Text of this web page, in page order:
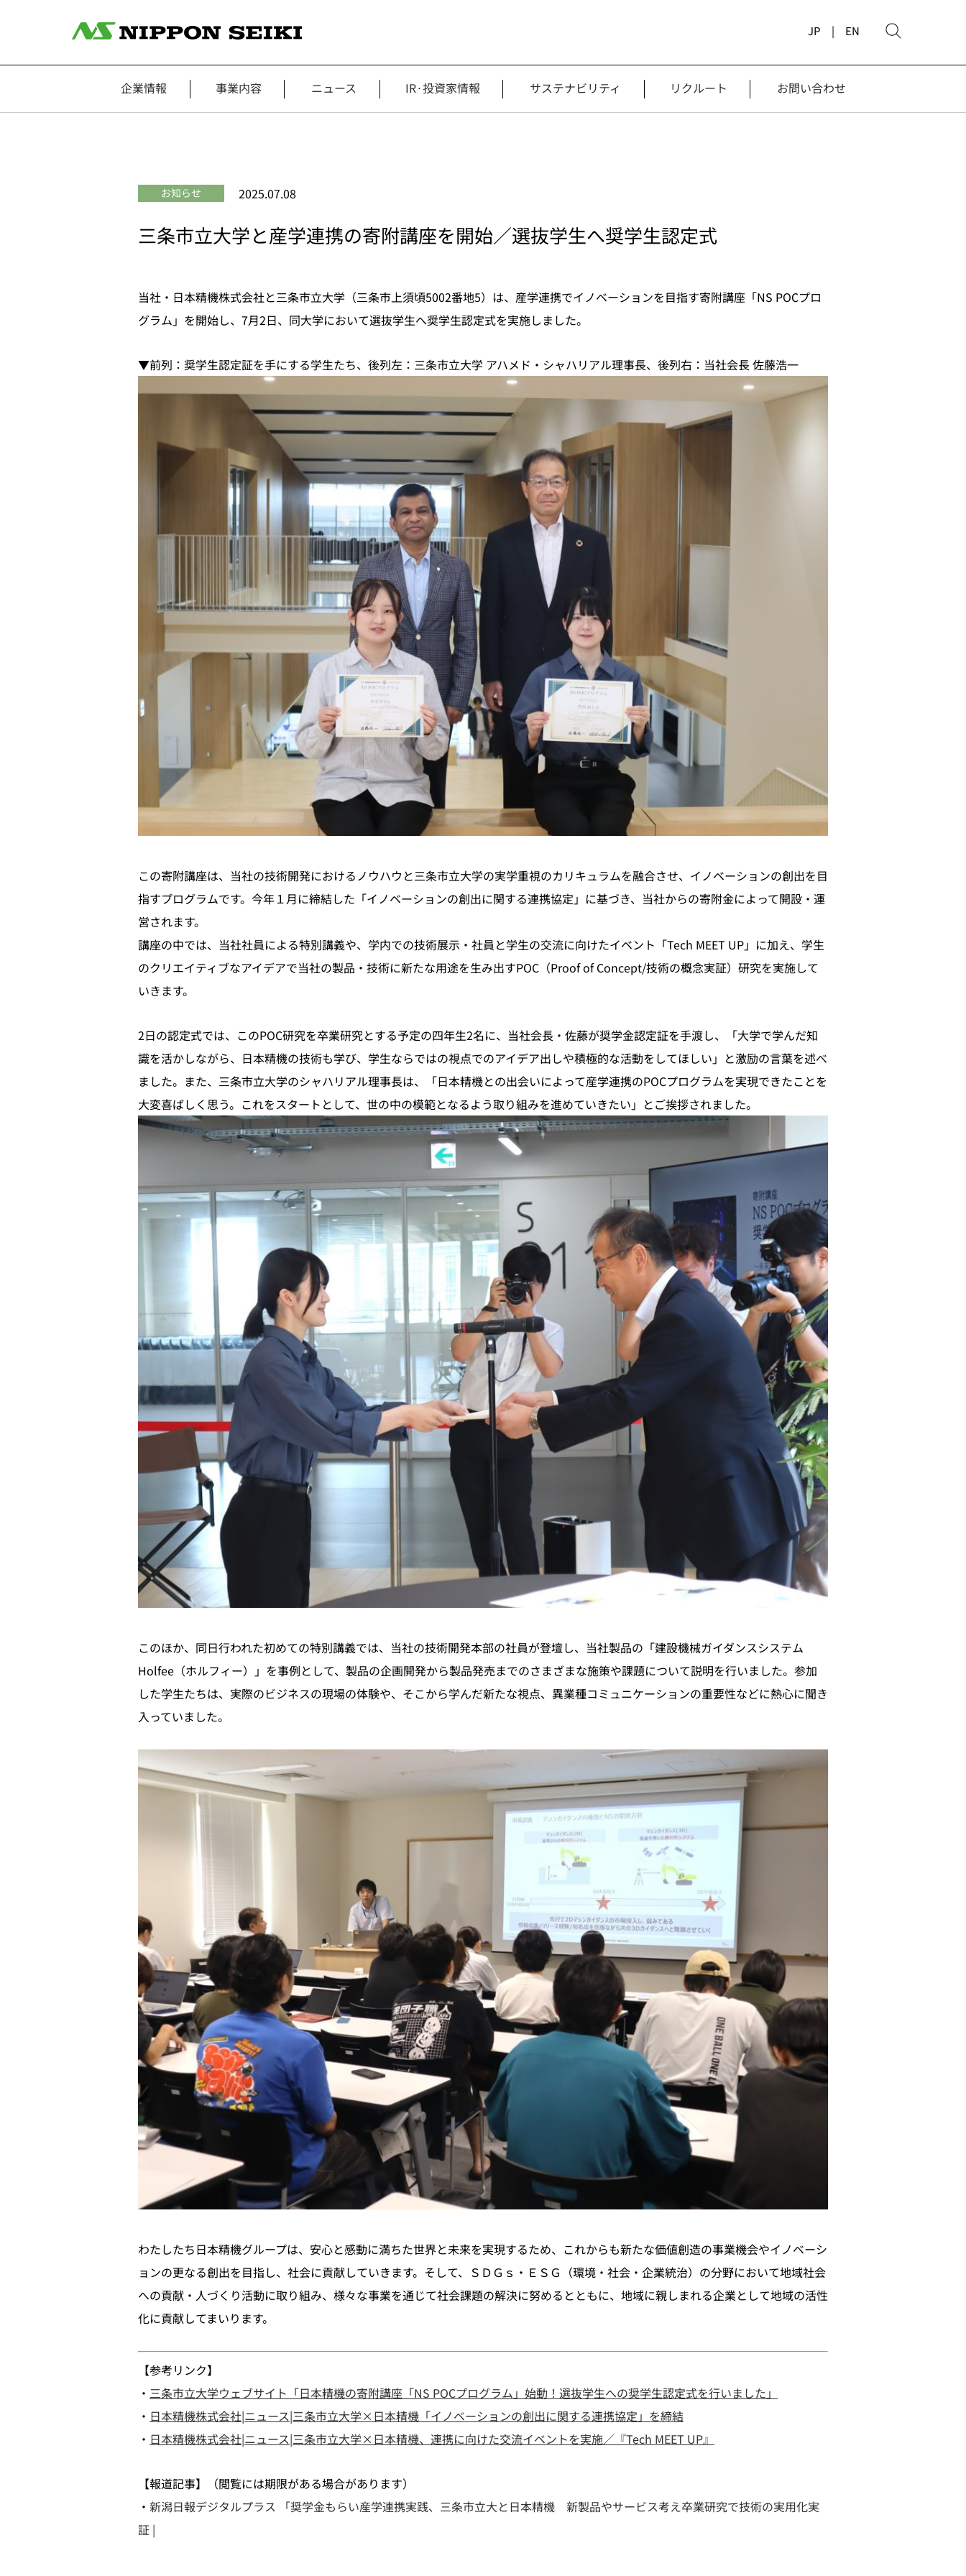
JP | EN
企業情報 事業内容 ニュース IR·投資家情報 サステナビリティ リクルート お問い合わせ
お知らせ 2025.07.08
三条市立大学と産学連携の寄附講座を開始／選抜学生へ奨学生認定式
当社・日本精機株式会社と三条市立大学（三条市上須頃5002番地5）は、産学連携でイノベーションを目指す寄附講座「NS POCプロ
グラム」を開始し、7月2日、同大学において選抜学生へ奨学生認定式を実施しました。
▼前列：奨学生認定証を手にする学生たち、後列左：三条市立大学 アハメド・シャハリアル理事長、後列右：当社会長 佐藤浩一
この寄附講座は、当社の技術開発におけるノウハウと三条市立大学の実学重視のカリキュラムを融合させ、イノベーションの創出を目
指すプログラムです。今年１月に締結した「イノベーションの創出に関する連携協定」に基づき、当社からの寄附金によって開設・運
営されます。
講座の中では、当社社員による特別講義や、学内での技術展示・社員と学生の交流に向けたイベント「Tech MEET UP」に加え、学生
のクリエイティブなアイデアで当社の製品・技術に新たな用途を生み出すPOC（Proof of Concept/技術の概念実証）研究を実施して
いきます。
2日の認定式では、このPOC研究を卒業研究とする予定の四年生2名に、当社会長・佐藤が奨学金認定証を手渡し、「大学で学んだ知
識を活かしながら、日本精機の技術も学び、学生ならではの視点でのアイデア出しや積極的な活動をしてほしい」と激励の言葉を述べ
ました。また、三条市立大学のシャハリアル理事長は、「日本精機との出会いによって産学連携のPOCプログラムを実現できたことを
大変喜ばしく思う。これをスタートとして、世の中の模範となるよう取り組みを進めていきたい」とご挨拶されました。
このほか、同日行われた初めての特別講義では、当社の技術開発本部の社員が登壇し、当社製品の「建設機械ガイダンスシステム
Holfee（ホルフィー）」を事例として、製品の企画開発から製品発売までのさまざまな施策や課題について説明を行いました。参加
した学生たちは、実際のビジネスの現場の体験や、そこから学んだ新たな視点、異業種コミュニケーションの重要性などに熱心に聞き
入っていました。
わたしたち日本精機グループは、安心と感動に満ちた世界と未来を実現するため、これからも新たな価値創造の事業機会やイノベーシ
ョンの更なる創出を目指し、社会に貢献していきます。そして、ＳＤＧｓ・ＥＳＧ（環境・社会・企業統治）の分野において地域社会
への貢献・人づくり活動に取り組み、様々な事業を通じて社会課題の解決に努めるとともに、地域に親しまれる企業として地域の活性
化に貢献してまいります。
【参考リンク】
・ 三条市立大学ウェブサイト「日本精機の寄附講座「NS POCプログラム」始動！選抜学生への奨学生認定式を行いました」
・ 日本精機株式会社|ニュース|三条市立大学×日本精機「イノベーションの創出に関する連携協定」を締結
・ 日本精機株式会社|ニュース|三条市立大学×日本精機、連携に向けた交流イベントを実施／『Tech MEET UP』
【報道記事】（閲覧には期限がある場合があります）
・ 新潟日報デジタルプラス 「奨学金もらい産学連携実践、三条市立大と日本精機 新製品やサービス考え卒業研究で技術の実用化実
証 |